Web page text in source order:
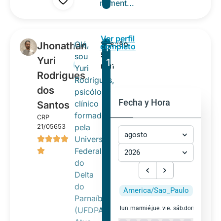
relacionament...
Jhonathan
Yuri
Rodrigues
dos
Santos
CRP
21/05653
Depressão
Ansiedade
Olá,
sou
Yuri
Rodrigues,
psicólogo
clínico
formado
pela
Universidade
Federal
do
Delta
do
Parnaíba
(UFDPAR).
Ver perfil
completo
Sessão
50
min
R$
100,00
Fecha y Hora
agosto
2026
America/Sao_Paulo
lun.mar.mié.jue. vie. sáb.dom.